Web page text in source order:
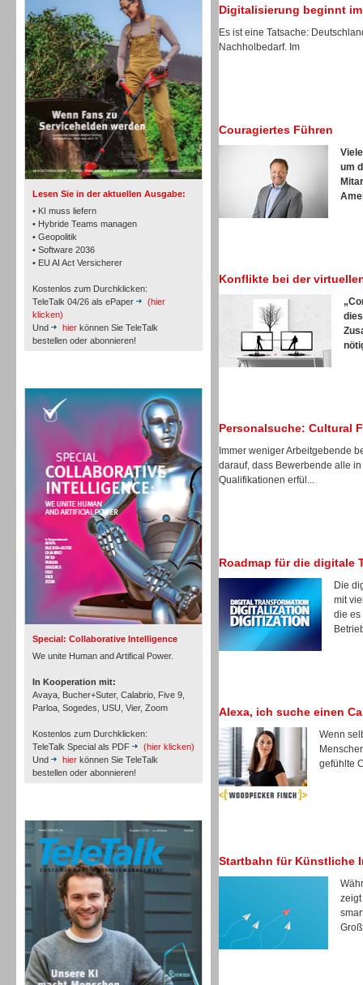
Lesen Sie in der aktuellen Ausgabe:
• KI muss liefern
• Hybride Teams managen
• Geopolitik
• Software 2036
• EU AI Act Versicherer
Kostenlos zum Durchklicken:
TeleTalk 04/26 als ePaper
(hier
klicken)
Und
hier können Sie TeleTalk
bestellen oder abonnieren!
Special: Collaborative Intelligence
We unite Human and Artifical Power.
In Kooperation mit:
Avaya, Bucher+Suter, Calabrio, Five 9,
Parloa, Sogedes, USU, Vier, Zoom
Kostenlos zum Durchklicken:
TeleTalk Special als PDF
(hier klicken)
Und
hier können Sie TeleTalk
bestellen oder abonnieren!
TK- und ACD-Systeme
Workforce-Management
Personal
Inbound
Inbound
Digitalisierung beginnt
Es ist eine Tatsache:
Nachholbedarf. Im
Couragiertes Führen
um
Konflikte bei der
Personalsuche: Cultural
Immer weniger Arbeitgebende
darauf, dass Bewerbende alle
Qualifikationen erfül...
Roadmap für die digitale
Die
mit
die es
Alexa, ich suche einen
Wenn
gefühlte
Startbahn für Künstliche